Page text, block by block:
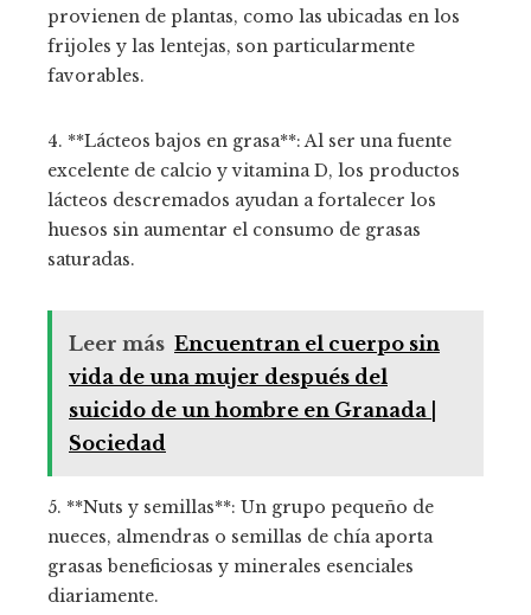
provienen de plantas, como las ubicadas en los
frijoles y las lentejas, son particularmente
favorables.
4. **Lácteos bajos en grasa**: Al ser una fuente
excelente de calcio y vitamina D, los productos
lácteos descremados ayudan a fortalecer los
huesos sin aumentar el consumo de grasas
saturadas.
Leer más Encuentran el cuerpo sin
vida de una mujer después del
suicido de un hombre en Granada |
Sociedad
5. **Nuts y semillas**: Un grupo pequeño de
nueces, almendras o semillas de chía aporta
grasas beneficiosas y minerales esenciales
diariamente.